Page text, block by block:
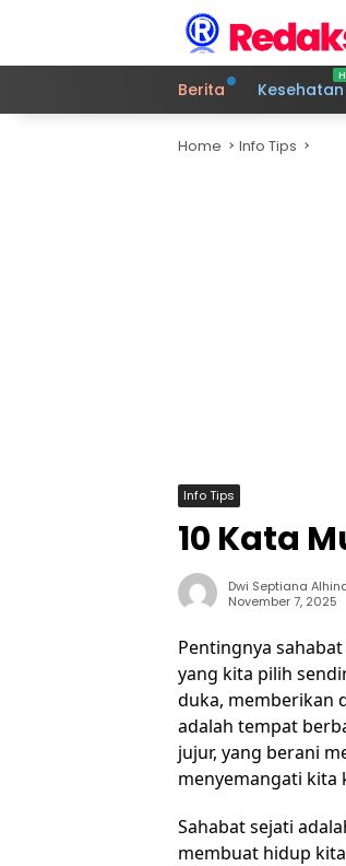
Berita Kesehatan
Home Info Tips
Info Tips
10 Kata
Dwi Septiana
November 7, 2025
Pentingnya
yang kita pilih
duka, memberikan
adalah tempat
jujur, yang berani
menyemangati kita
Sahabat sejati
membuat hidup